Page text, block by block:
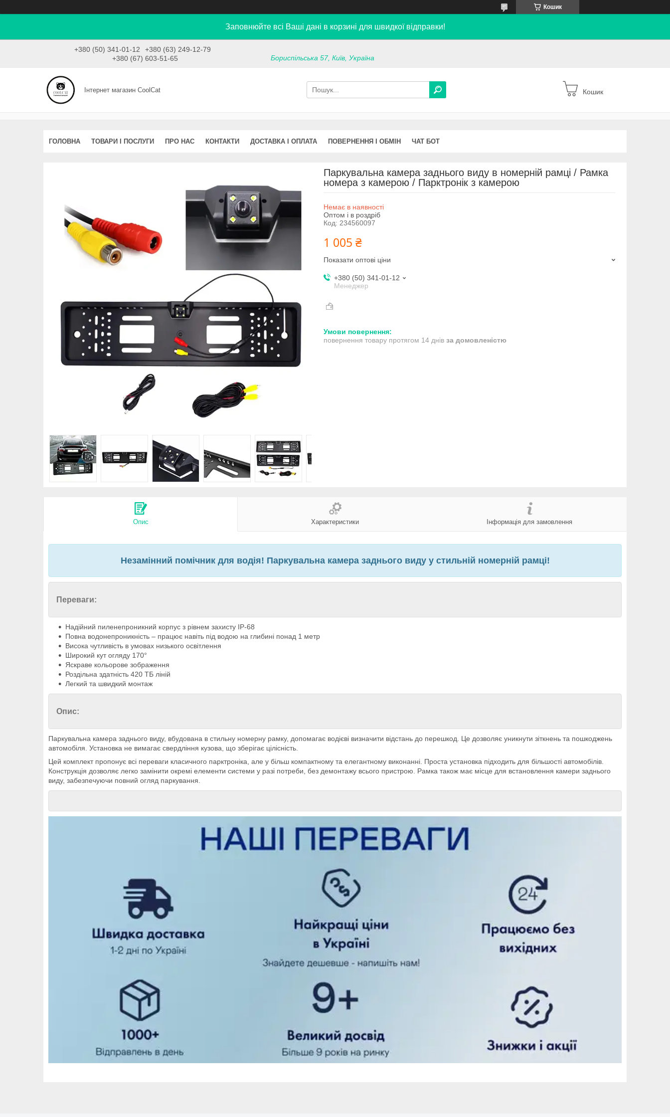
Кошик
Заповнюйте всі Ваші дані в корзині для швидкої відправки!
+380 (50) 341-01-12
+380 (63) 249-12-79
+380 (67) 603-51-65
Бориспільська 57, Київ, Україна
Інтернет магазин CoolCat Кошик
ГОЛОВНА ТОВАРИ І ПОСЛУГИ ПРО НАС КОНТАКТИ ДОСТАВКА І ОПЛАТА ПОВЕРНЕННЯ І ОБМІН ЧАТ БОТ
Паркувальна камера заднього виду в номерній рамці / Рамка
номера з камерою / Парктронік з камерою
Немає в наявності
Оптом і в роздріб
Код: 234560097
1 005 ₴
Показати оптові ціни
+380 (50) 341-01-12
Менеджер
повернення товару протягом 14 днів за домовленістю
Опис Характеристики Інформація для замовлення
Незамінний помічник для водія! Паркувальна камера заднього виду у стильній номерній рамці!
Переваги:
Надійний пиленепроникний корпус з рівнем захисту IP-68
Повна водонепроникність – працює навіть під водою на глибині понад 1 метр
Висока чутливість в умовах низького освітлення
Широкий кут огляду 170°
Яскраве кольорове зображення
Роздільна здатність 420 ТБ ліній
Легкий та швидкий монтаж
Опис:
Паркувальна камера заднього виду, вбудована в стильну номерну рамку, допомагає водієві визначити відстань до перешкод. Це дозволяє уникнути зіткнень та пошкоджень
автомобіля. Установка не вимагає свердління кузова, що зберігає цілісність.
Цей комплект пропонує всі переваги класичного парктроніка, але у більш компактному та елегантному виконанні. Проста установка підходить для більшості автомобілів.
Конструкція дозволяє легко замінити окремі елементи системи у разі потреби, без демонтажу всього пристрою. Рамка також має місце для встановлення камери заднього
виду, забезпечуючи повний огляд паркування.